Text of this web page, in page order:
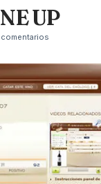
UP
comentarios